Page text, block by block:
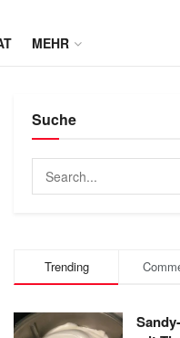
MEHR
Suche
Trending